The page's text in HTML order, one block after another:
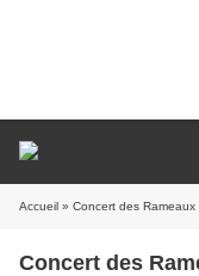
Accueil » Concert des
Concert des